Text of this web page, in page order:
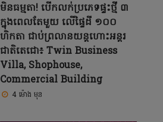
មិនធម្មតា! បើកលក់ប្រភេទផ្ទះថ្មី ៣
ក្នុងពេលតែមួយ លើផ្ទៃដី ១០០
ហិកតា ជាប់ព្រលានយន្តហោះអន្តរ
ជាតិតេជោ៖ Twin Business
Villa, Shophouse,
Commercial Building
4 ម៉ោង មុន